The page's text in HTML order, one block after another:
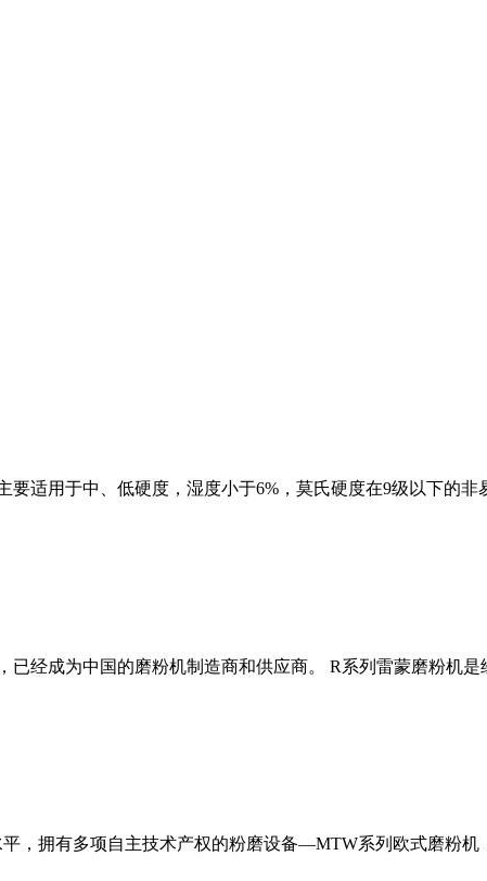
适用于中、低硬度，湿度小于6%，莫氏硬度在9级以下的
经成为中国的磨粉机制造商和供应商。 R系列雷蒙磨粉机
，拥有多项自主技术产权的粉磨设备—MTW系列欧式磨粉